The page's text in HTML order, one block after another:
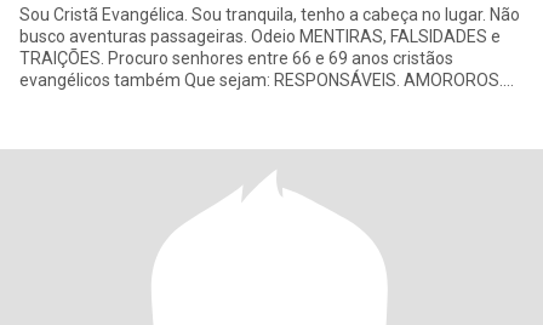
Sou Cristã Evangélica. Sou tranquila, tenho a cabeça no lugar. Não
busco aventuras passageiras. Odeio MENTIRAS, FALSIDADES e
TRAIÇÕES. Procuro senhores entre 66 e 69 anos cristãos
evangélicos também Que sejam: RESPONSÁVEIS. AMOROROS.